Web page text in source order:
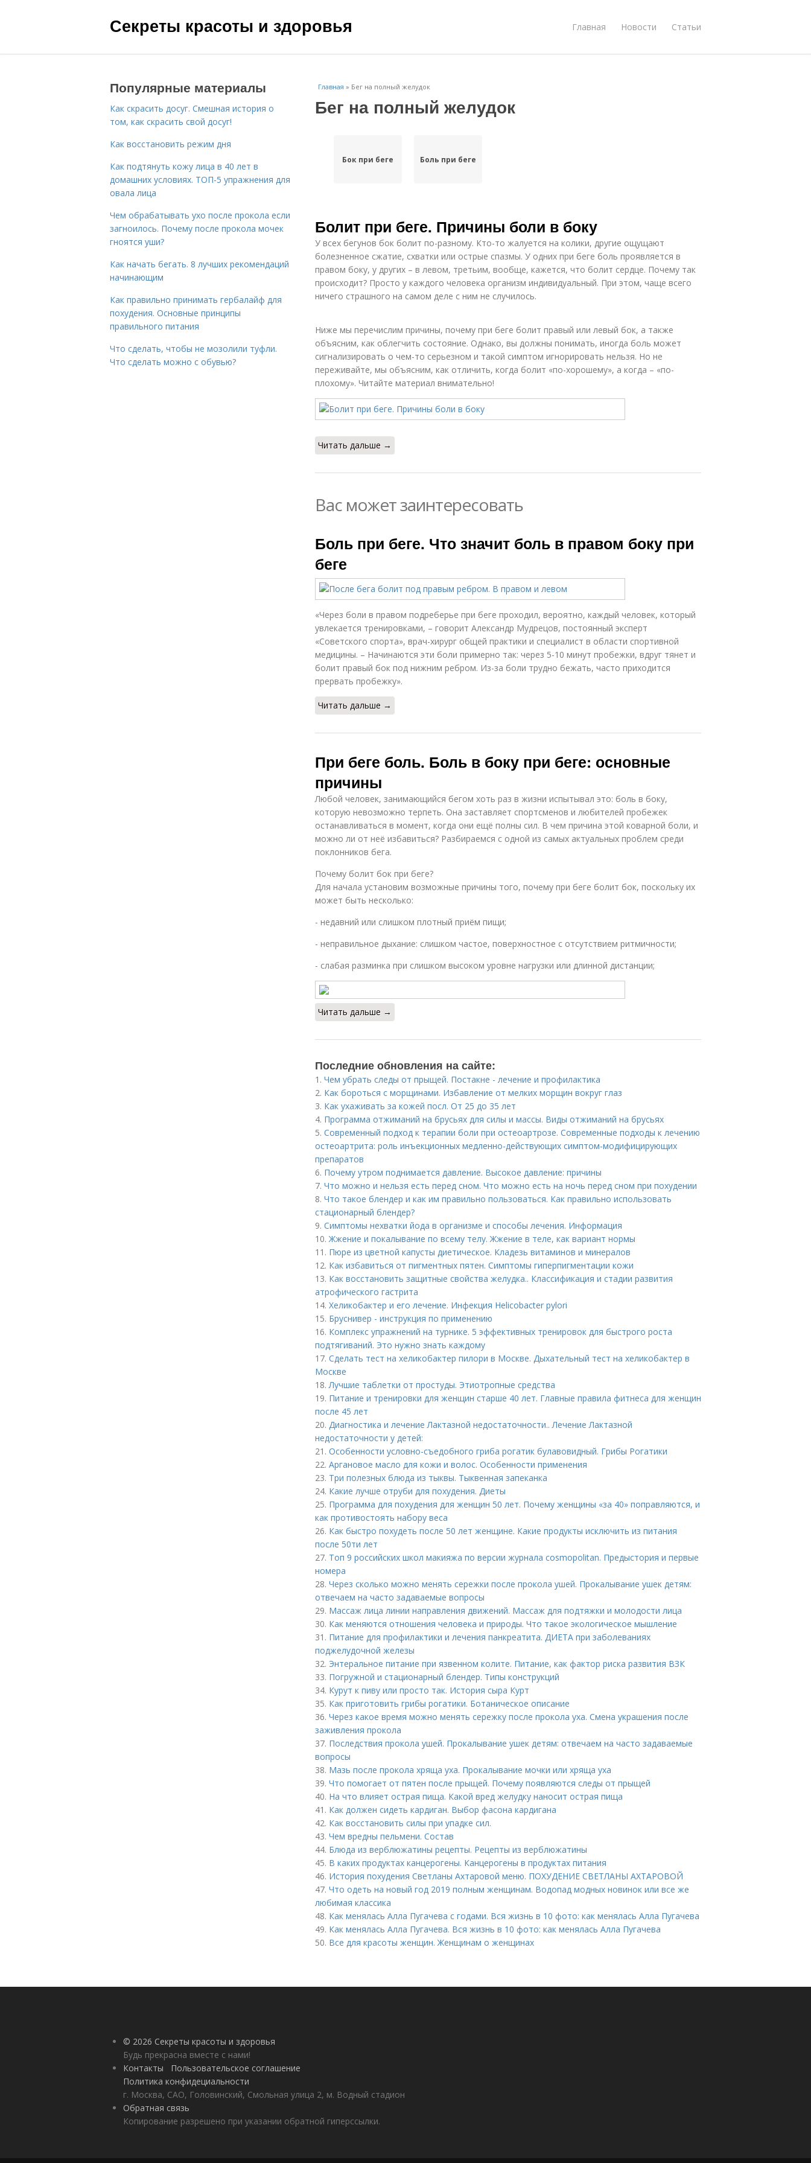
Секреты красоты и здоровья Главная Новости Статьи
Главная » Бег на полный желудок
Бег на полный желудок
Бок при беге Боль при беге
Болит при беге. Причины боли в боку
У всех бегунов бок болит по-разному. Кто-то жалуется на колики, другие ощущают
болезненное сжатие, схватки или острые спазмы. У одних при беге боль проявляется в
правом боку, у других – в левом, третьим, вообще, кажется, что болит сердце. Почему так
происходит? Просто у каждого человека организм индивидуальный. При этом, чаще всего
ничего страшного на самом деле с ним не случилось.
Ниже мы перечислим причины, почему при беге болит правый или левый бок, а также
объясним, как облегчить состояние. Однако, вы должны понимать, иногда боль может
сигнализировать о чем-то серьезном и такой симптом игнорировать нельзя. Но не
переживайте, мы объясним, как отличить, когда болит «по-хорошему», а когда – «по-
плохому». Читайте материал внимательно!
Читать дальше →
Вас может заинтересовать
Боль при беге. Что значит боль в правом боку при
беге
«Через боли в правом подреберье при беге проходил, вероятно, каждый человек, который
увлекается тренировками, – говорит Александр Мудрецов, постоянный эксперт
«Советского спорта», врач-хирург общей практики и специалист в области спортивной
медицины. – Начинаются эти боли примерно так: через 5-10 минут пробежки, вдруг тянет и
болит правый бок под нижним ребром. Из-за боли трудно бежать, часто приходится
прервать пробежку».
Читать дальше →
При беге боль. Боль в боку при беге: основные
причины
Любой человек, занимающийся бегом хоть раз в жизни испытывал это: боль в боку,
которую невозможно терпеть. Она заставляет спортсменов и любителей пробежек
останавливаться в момент, когда они ещё полны сил. В чем причина этой коварной боли, и
можно ли от неё избавиться? Разбираемся с одной из самых актуальных проблем среди
поклонников бега.
Почему болит бок при беге?
Для начала установим возможные причины того, почему при беге болит бок, поскольку их
может быть несколько:
- недавний или слишком плотный приём пищи;
- неправильное дыхание: слишком частое, поверхностное с отсутствием ритмичности;
- слабая разминка при слишком высоком уровне нагрузки или длинной дистанции;
Читать дальше →
Последние обновления на сайте:
1. Чем убрать следы от прыщей. Постакне - лечение и профилактика
2. Как бороться с морщинами. Избавление от мелких морщин вокруг глаз
3. Как ухаживать за кожей посл. От 25 до 35 лет
4. Программа отжиманий на брусьях для силы и массы. Виды отжиманий на брусьях
5. Современный подход к терапии боли при остеоартрозе. Современные подходы к лечению
остеоартрита: роль инъекционных медленно-действующих симптом-модифицирующих
препаратов
6. Почему утром поднимается давление. Высокое давление: причины
7. Что можно и нельзя есть перед сном. Что можно есть на ночь перед сном при похудении
8. Что такое блендер и как им правильно пользоваться. Как правильно использовать
стационарный блендер?
9. Симптомы нехватки йода в организме и способы лечения. Информация
10.Жжение и покалывание по всему телу. Жжение в теле, как вариант нормы
11. Пюре из цветной капусты диетическое. Кладезь витаминов и минералов
12. Как избавиться от пигментных пятен. Симптомы гиперпигментации кожи
13. Как восстановить защитные свойства желудка.. Классификация и стадии развития
атрофического гастрита
14. Хеликобактер и его лечение. Инфекция Helicobacter pylori
15. Бруснивер - инструкция по применению
16. Комплекс упражнений на турнике. 5 эффективных тренировок для быстрого роста
подтягиваний. Это нужно знать каждому
17. Сделать тест на хеликобактер пилори в Москве. Дыхательный тест на хеликобактер в
Москве
18.Лучшие таблетки от простуды. Этиотропные средства
19. Питание и тренировки для женщин старше 40 лет. Главные правила фитнеса для женщин
после 45 лет
20. Диагностика и лечение Лактазной недостаточности.. Лечение Лактазной
недостаточности у детей:
21. Особенности условно-съедобного гриба рогатик булавовидный. Грибы Рогатики
22. Аргановое масло для кожи и волос. Особенности применения
23. Три полезных блюда из тыквы. Тыквенная запеканка
24. Какие лучше отруби для похудения. Диеты
25. Программа для похудения для женщин 50 лет. Почему женщины «за 40» поправляются, и
как противостоять набору веса
26. Как быстро похудеть после 50 лет женщине. Какие продукты исключить из питания
после 50ти лет
27. Топ 9 российских школ макияжа по версии журнала cosmopolitan. Предыстория и первые
номера
28. Через сколько можно менять сережки после прокола ушей. Прокалывание ушек детям:
отвечаем на часто задаваемые вопросы
29. Массаж лица линии направления движений. Массаж для подтяжки и молодости лица
30. Как меняются отношения человека и природы. Что такое экологическое мышление
31. Питание для профилактики и лечения панкреатита. ДИЕТА при заболеваниях
поджелудочной железы
32. Энтеральное питание при язвенном колите. Питание, как фактор риска развития ВЗК
33. Погружной и стационарный блендер. Типы конструкций
34. Курут к пиву или просто так. История сыра Курт
35. Как приготовить грибы рогатики. Ботаническое описание
36. Через какое время можно менять сережку после прокола уха. Смена украшения после
заживления прокола
37. Последствия прокола ушей. Прокалывание ушек детям: отвечаем на часто задаваемые
вопросы
38. Мазь после прокола хряща уха. Прокалывание мочки или хряща уха
39. Что помогает от пятен после прыщей. Почему появляются следы от прыщей
40. На что влияет острая пища. Какой вред желудку наносит острая пища
41. Как должен сидеть кардиган. Выбор фасона кардигана
42. Как восстановить силы при упадке сил.
43. Чем вредны пельмени. Состав
44. Блюда из верблюжатины рецепты. Рецепты из верблюжатины
45. В каких продуктах канцерогены. Канцерогены в продуктах питания
46. История похудения Светланы Ахтаровой меню. ПОХУДЕНИЕ СВЕТЛАНЫ АХТАРОВОЙ
47. Что одеть на новый год 2019 полным женщинам. Водопад модных новинок или все же
любимая классика
48. Как менялась Алла Пугачева с годами. Вся жизнь в 10 фото: как менялась Алла Пугачева
49. Как менялась Алла Пугачева. Вся жизнь в 10 фото: как менялась Алла Пугачева
50. Все для красоты женщин. Женщинам о женщинах
Популярные материалы
Как скрасить досуг. Смешная история о
том, как скрасить свой досуг!
Как восстановить режим дня
Как подтянуть кожу лица в 40 лет в
домашних условиях. ТОП-5 упражнения для
овала лица
Чем обрабатывать ухо после прокола если
загноилось. Почему после прокола мочек
гноятся уши?
Как начать бегать. 8 лучших рекомендаций
начинающим
Как правильно принимать гербалайф для
похудения. Основные принципы
правильного питания
Что сделать, чтобы не мозолили туфли.
Что сделать можно с обувью?
© 2026 Секреты красоты и здоровья
Будь прекрасна вместе с нами!
Контакты
Пользовательское соглашение
Политика конфидециальности
г. Москва, САО, Головинский, Смольная улица 2, м. Водный стадион
Обратная связь
Копирование разрешено при указании обратной гиперссылки.